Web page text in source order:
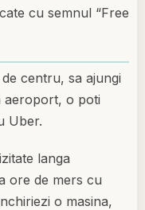
cu semnul “Free
centru, sa ajungi
aeroport, o poti
Uber.
langa
ore de mers cu
o masina,